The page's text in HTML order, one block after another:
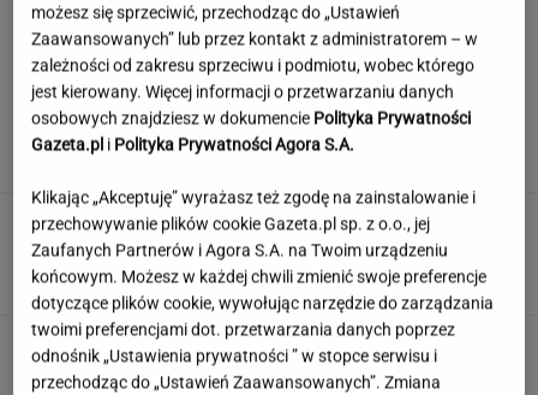
Moby poruszony widokiem w Warszawie. Pod
nagraniem tysiące reakcji
Anastazja Kuś mistrzynią świata! Historyczny
występ, brawo!
Jak dobrze pamiętasz polskie seriale sprzed
lat? Sprawdź się!
możesz się sprzeciwić, przechodząc do „Ustawień
Zaawansowanych” lub przez kontakt z administratorem – w
zależności od zakresu sprzeciwu i podmiotu, wobec którego
jest kierowany. Więcej informacji o przetwarzaniu danych
osobowych znajdziesz w dokumencie Polityka Prywatności
Gazeta.pl i Polityka Prywatności Agora S.A.
Klikając „Akceptuję” wyrażasz też zgodę na zainstalowanie i
przechowywanie plików cookie Gazeta.pl sp. z o.o., jej
Zaufanych Partnerów i Agora S.A. na Twoim urządzeniu
końcowym. Możesz w każdej chwili zmienić swoje preferencje
dotyczące plików cookie, wywołując narzędzie do zarządzania
twoimi preferencjami dot. przetwarzania danych poprzez
odnośnik „Ustawienia prywatności ” w stopce serwisu i
przechodząc do „Ustawień Zaawansowanych”. Zmiana